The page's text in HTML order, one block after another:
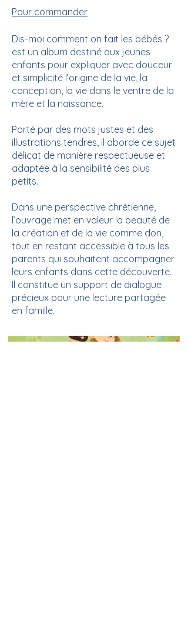
Pour commander
Dis-moi comment on fait les bébés ?
est un album destiné aux jeunes
enfants pour expliquer avec douceur
et simplicité l’origine de la vie, la
conception, la vie dans le ventre de la
mère et la naissance.
Porté par des mots justes et des
illustrations tendres, il aborde ce sujet
délicat de manière respectueuse et
adaptée à la sensibilité des plus
petits.
Dans une perspective chrétienne,
l’ouvrage met en valeur la beauté de
la création et de la vie comme don,
tout en restant accessible à tous les
parents qui souhaitent accompagner
leurs enfants dans cette découverte.
Il constitue un support de dialogue
précieux pour une lecture partagée
en famille.